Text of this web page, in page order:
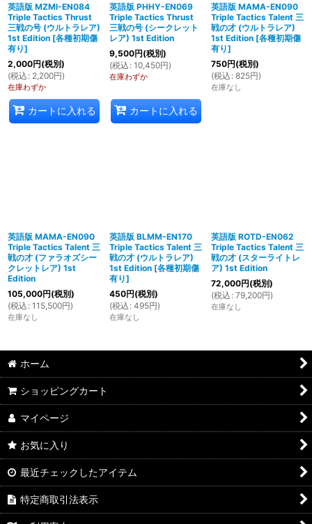
英語版 MZMI-EN084
Triple Tactics Thrust
三戦の号 (ウルトラレア)
1st Edition [各種初期傷
有り]
2,000円(税別)
(税込 : 2,200円)
在庫わずか
カートに入れる
英語版 PHHY-EN069
Triple Tactics Thrust
三戦の号 (シークレット
レア) 1st Edition
9,500円(税別)
(税込 : 10,450円)
在庫わずか
カートに入れる
英語版 MAMA-EN090
Triple Tactics Talent 三
戦の才 (ウルトラレア)
1st Edition [各種初期傷
有り]
750円(税別)
(税込 : 825円)
在庫なし
英語版 MAMA-EN090
Triple Tactics Talent 三
戦の才 (ファラオズシー
クレットレア) 1st
Edition
105,000円(税別)
(税込 : 115,500円)
在庫なし
英語版 BLMM-EN170
Triple Tactics Talent 三
戦の才 (ウルトラレア)
1st Edition [各種初期傷
有り]
450円(税別)
(税込 : 495円)
在庫なし
英語版 ROTD-EN062
Triple Tactics Talent 三
戦の才 (スターライトレ
ア) 1st Edition
72,000円(税別)
(税込 : 79,200円)
在庫なし
ホーム
ショッピングカート
マイページ
お気に入り
最近チェックしたアイテム
特定商取引法表示